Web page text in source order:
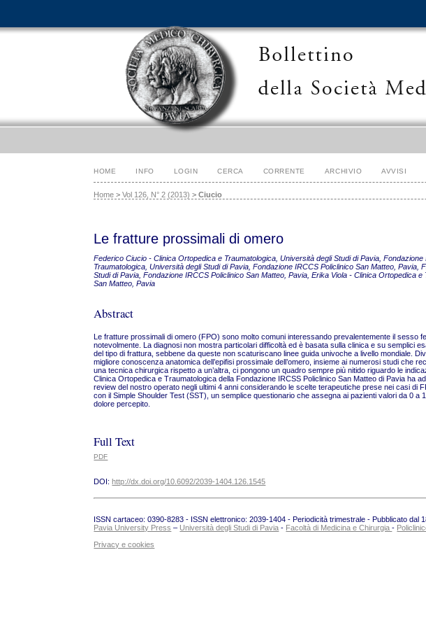
HOME INFO LOGIN CERCA CORRENTE ARCHIVIO AVVISI
Home >Vol 126, N° 2 (2013) >Ciucio
Le fratture prossimali di omero
Federico Ciucio - Clinica Ortopedica e Traumatologica, Università degli Studi di Pavia,
Traumatologica, Università degli Studi di Pavia, Fondazione IRCCS Policlinico San Matteo,
Studi di Pavia, Fondazione IRCCS Policlinico San Matteo, Pavia, Erika Viola - Clinica Ortopedica
San Matteo, Pavia
Abstract
Le fratture prossimali di omero (FPO) sono molto comuni interessando prevalentemente il sesso
notevolmente. La diagnosi non mostra particolari difficoltà ed è basata sulla clinica e su semplici
del tipo di frattura, sebbene da queste non scaturiscano linee guida univoche a livello mondiale.
migliore conoscenza anatomica dell’epifisi prossimale dell’omero, insieme ai numerosi studi che
una tecnica chirurgica rispetto a un’altra, ci pongono un quadro sempre più nitido riguardo le
Clinica Ortopedica e Traumatologica della Fondazione IRCSS Policlinico San Matteo di Pavia ha
review del nostro operato negli ultimi 4 anni considerando le scelte terapeutiche prese nei casi di
con il Simple Shoulder Test (SST), un semplice questionario che assegna ai pazienti valori da 0
dolore percepito.
Full Text
PDF
DOI:http://dx.doi.org/10.6092/2039-1404.126.1545
ISSN cartaceo: 0390-8283 - ISSN elettronico: 2039-1404 - Periodicità trimestrale - Pubblicato
Pavia University Press – Università degli Studi di Pavia - Facoltà di Medicina e Chirurgia-
Privacy e cookies